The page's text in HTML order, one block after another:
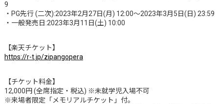
9
・PG先行 (二次):2023年2月27日(月) 12:00〜2023年3月5日(日) 23:59
・一般発売日:2023年3月11日(土) 10:00
【楽天チケット】
https://r-t.jp/zipangopera
【チケット料金】
12,000円 (全席指定・税込) ※未就学児入場不可
※来場者限定「メモリアルチケット」付。